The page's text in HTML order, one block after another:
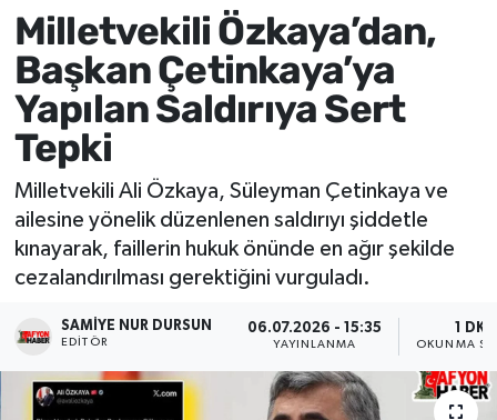
Milletvekili Özkaya’dan,
Başkan Çetinkaya’ya
Yapılan Saldırıya Sert
Tepki
Milletvekili Ali Özkaya, Süleyman Çetinkaya ve
ailesine yönelik düzenlenen saldırıyı şiddetle
kınayarak, faillerin hukuk önünde en ağır şekilde
cezalandırılması gerektiğini vurguladı.
SAMIYE NUR DURSUN
EDITÖR
06.07.2026 - 15:35
YAYINLANMA
1 DK
OKUNMA
Sağlık
Eğitim
Sivil Toplum
Ekonomi
Magazin